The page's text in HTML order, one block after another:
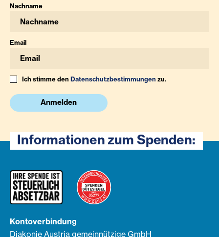
Nachname
Email
Ich stimme denDatenschutzbestimmungenzu.
Anmelden
Informationen zum Spenden:
Kontoverbindung
Diakonie Austria gemeinnützige GmbH